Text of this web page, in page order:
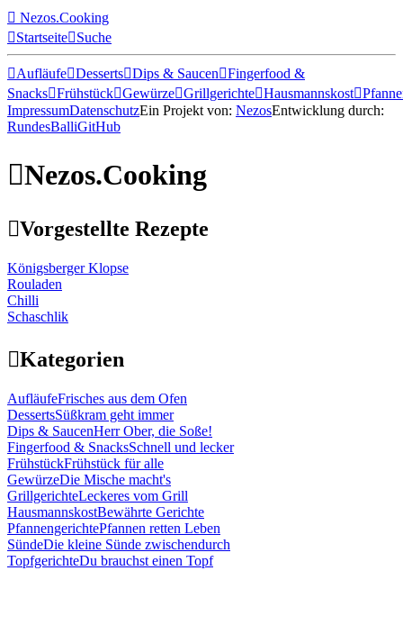
 Nezos.Cooking
StartseiteSuche
AufläufeDessertsDips & SaucenFingerfood &
SnacksFrühstückGewürzeGrillgerichteHausmannskost
ImpressumDatenschutzEin Projekt von: NezosEntwicklung durch:
RundesBalliGitHub
Nezos.Cooking
Vorgestellte Rezepte
Königsberger Klopse
Rouladen
Chilli
Schaschlik
Kategorien
AufläufeFrisches aus dem Ofen
DessertsSüßkram geht immer
Dips & SaucenHerr Ober, die Soße!
Fingerfood & SnacksSchnell und lecker
FrühstückFrühstück für alle
GewürzeDie Mische macht's
GrillgerichteLeckeres vom Grill
HausmannskostBewährte Gerichte
PfannengerichtePfannen retten Leben
SündeDie kleine Sünde zwischendurch
TopfgerichteDu brauchst einen Topf